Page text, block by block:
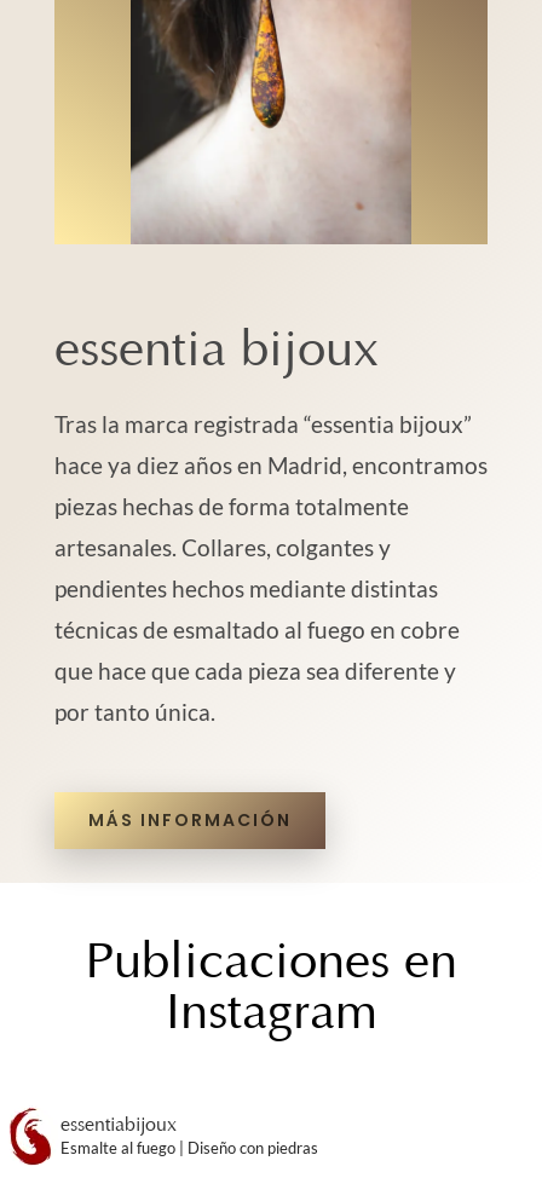
essentia bijoux
Tras la marca registrada “essentia bijoux”
hace ya diez años en Madrid, encontramos
piezas hechas de forma totalmente
artesanales. Collares, colgantes y
pendientes hechos mediante distintas
técnicas de esmaltado al fuego en cobre
que hace que cada pieza sea diferente y
por tanto única.
MÁS INFORMACIÓN
Publicaciones en
Instagram
essentiabijoux
Esmalte al fuego | Diseño con piedras